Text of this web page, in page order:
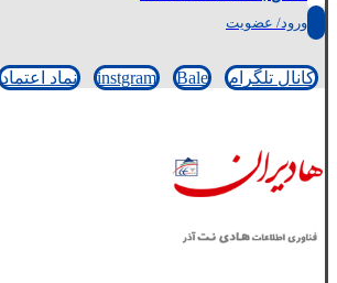
ورود/ عضویت
کانال تلگرام instgram Bale نماد اعتماد